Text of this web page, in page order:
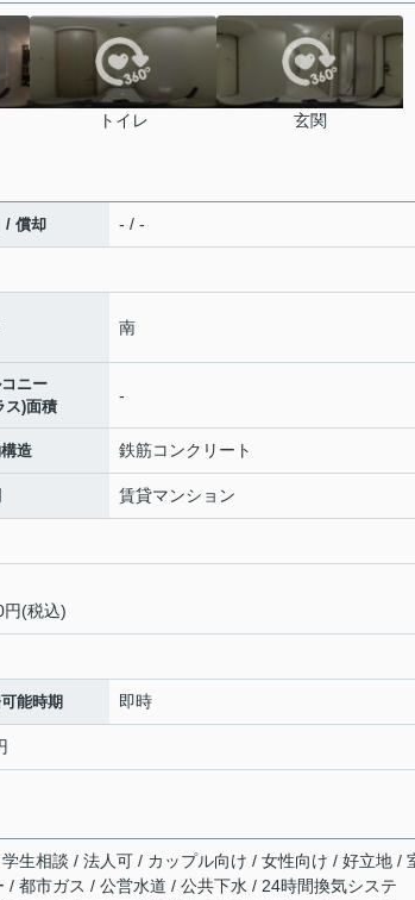
トイレ 玄関
/ 償却 - / -
南
ニー
ス)面積
-
造 鉄筋コンクリート
賃貸マンション
円(税込)
能時期 即時
生相談 / 法人可 / カップル向け / 女性向け / 好立地 /
都市ガス / 公営水道 / 公共下水 / 24時間換気システ